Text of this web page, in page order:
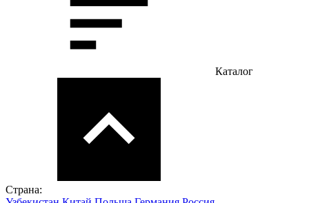
Каталог
Страна: